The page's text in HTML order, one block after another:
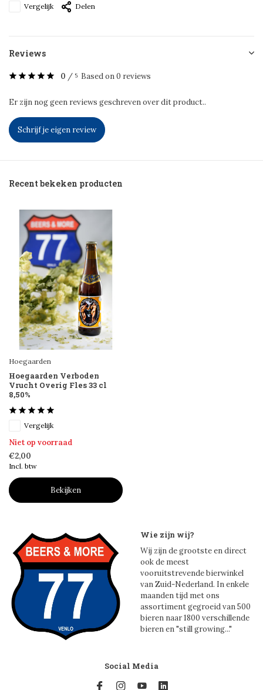
Vergelijk Delen
Reviews
0 / 5 Based on 0 reviews
Er zijn nog geen reviews geschreven over dit product..
Schrijf je eigen review
Recent bekeken producten
Hoegaarden
Hoegaarden Verboden
Vrucht Overig Fles 33 cl
8,50%
Vergelijk
Niet op voorraad
€2,00
Incl. btw
Bekijken
Wie zijn wij?
Wij zijn de grootste en direct
ook de meest
vooruitstrevende bierwinkel
van Zuid-Nederland. In enkele
maanden tijd met ons
assortiment gegroeid van 500
bieren naar 1800 verschillende
bieren en "still growing..."
Social Media